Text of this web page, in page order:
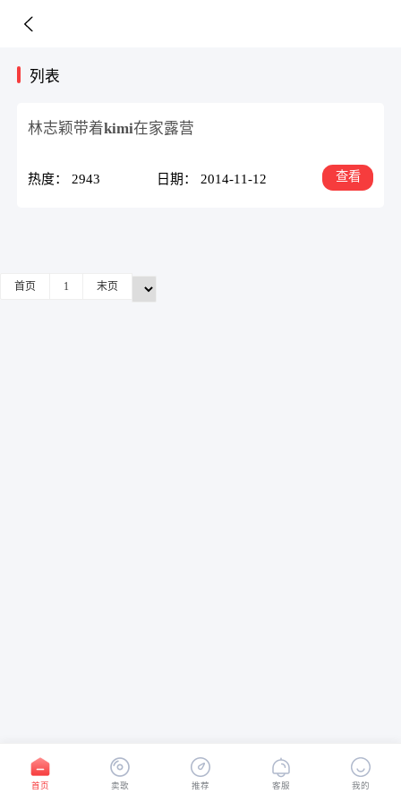
列表
林志颖带着kimi在家露营
热度： 2943 日期： 2014-11-12 查看
首页 1 末页
首页 卖歌 推荐 客服 我的